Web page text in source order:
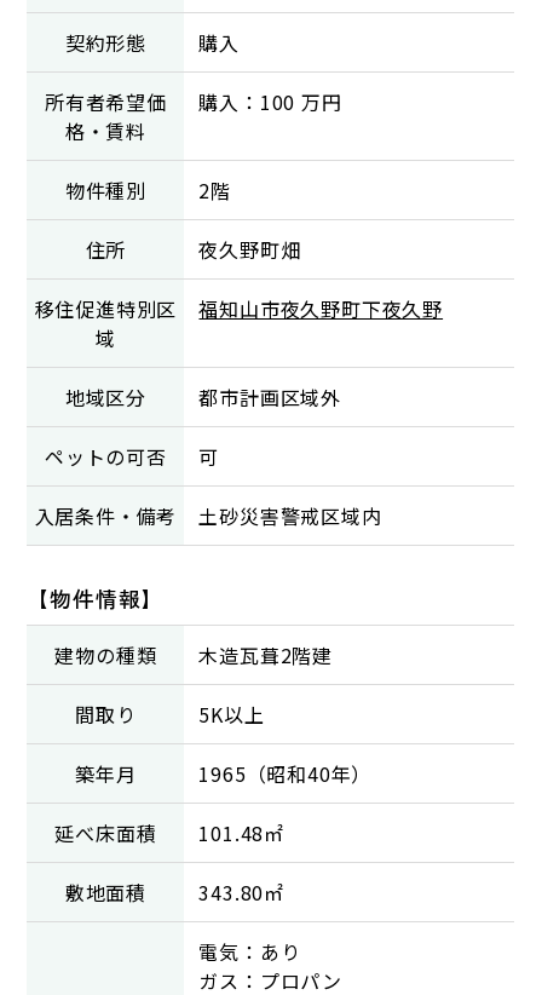
契約形態 購入
所有者希望価
格・賃料
購入：100 万円
物件種別 2階
住所 夜久野町畑
移住促進特別区
域
福知山市夜久野町下夜久野
地域区分 都市計画区域外
ペットの可否 可
入居条件・備考 土砂災害警戒区域内
【物件情報】
建物の種類 木造瓦葺2階建
間取り 5K以上
築年月 1965（昭和40年）
延べ床面積 101.48㎡
敷地面積 343.80㎡
電気：あり
ガス：プロパン